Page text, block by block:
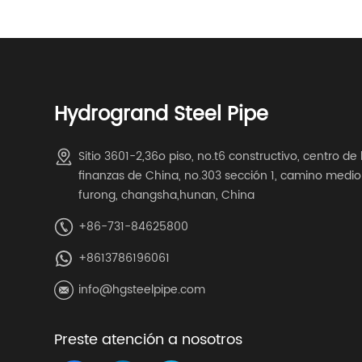
Hydrogrand Steel Pipe
Sitio 3601-2,36o piso, no.t6 constructivo, centro de
finanzas de China, no.303 sección 1, camino
furong, changsha,hunan, China
+86-731-84625800
+8613786196061
info@hgsteelpipe.com
Preste atención a nosotros